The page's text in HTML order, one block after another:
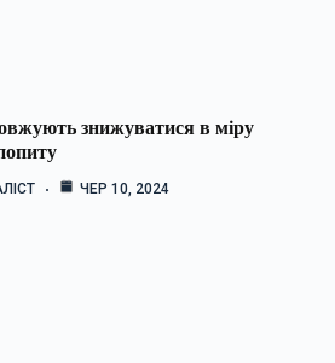
знижуватися в міру
ЧЕР 10, 2024